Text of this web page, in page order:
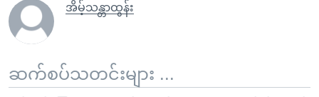
အိမ့်သန္တာထွန်း
ဆက်စပ်သတင်းများ ...